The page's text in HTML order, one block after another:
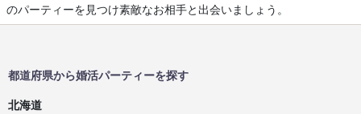
のパーティーを見つけ素敵なお相手と出会いましょう。
都道府県から婚活パーティーを探す
北海道